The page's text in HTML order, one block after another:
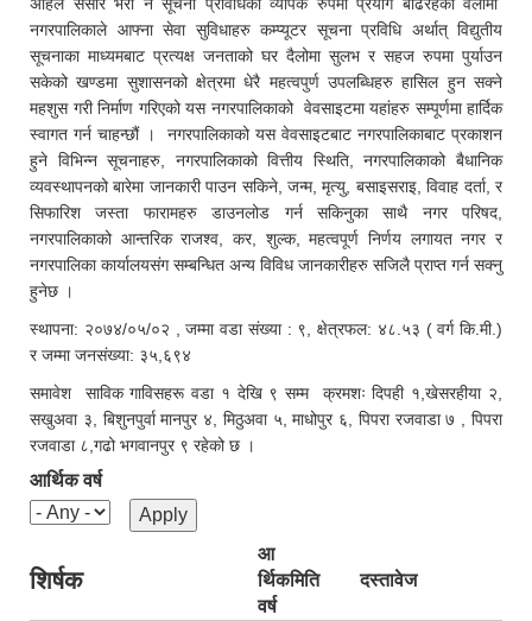
अहिले संसार भरी नै सूचना प्रविधिको व्यापक रुपमा प्रयोग बढिरहेको वेलामा
नगरपालिकाले आफ्ना सेवा सुविधाहरु कम्प्यूटर सूचना प्रविधि अर्थात् विद्युतीय
सूचनाका माध्यमबाट प्रत्यक्ष जनताको घर दैलोमा सुलभ र सहज रुपमा पुर्याउन
सकेको खण्डमा सुशासनको क्षेत्रमा धेरै महत्वपुर्ण उपलब्धिहरु हासिल हुन सक्ने
महशुस गरी निर्माण गरिएको यस नगरपालिकाको वेवसाइटमा यहांहरु सम्पूर्णमा हार्दिक
स्वागत गर्न चाहन्छौं । नगरपालिकाको यस वेवसाइटबाट नगरपालिकाबाट प्रकाशन
हुने विभिन्न सूचनाहरु, नगरपालिकाको वित्तीय स्थिति, नगरपालिकाको बैधानिक
व्यवस्थापनको बारेमा जानकारी पाउन सकिने, जन्म, मृत्यु, बसाइसराइ, विवाह दर्ता, र
सिफारिश जस्ता फारामहरु डाउनलोड गर्न सकिनुका साथै नगर परिषद,
नगरपालिकाको आन्तरिक राजश्व, कर, शुल्क, महत्वपूर्ण निर्णय लगायत नगर र
नगरपालिका कार्यालयसंग सम्बन्धित अन्य विविध जानकारीहरु सजिलै प्राप्त गर्न सक्नु
हुनेछ ।
स्थापना: २०७४/०५/०२ , जम्मा वडा संख्या : ९, क्षेत्रफल: ४८.५३ ( वर्ग कि.मी.)
र जम्मा जनसंख्या: ३५,६९४
समावेश साविक गाविसहरू वडा १ देखि ९ सम्म क्रमशः दिपही १,खेसरहीया २,
सखुअवा ३, बिशुनपुर्वा मानपुर ४, मिठुअवा ५, माधोपुर ६, पिपरा रजवाडा ७ , पिपरा
रजवाडा ८,गढो भगवानपुर ९ रहेको छ ।
आर्थिक वर्ष
शिर्षक
आ
र्थिक
वर्ष
मिति दस्तावेज